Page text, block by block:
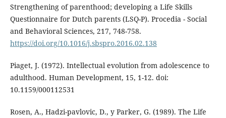
Strengthening of parenthood; developing a Life Skills
Questionnaire for Dutch parents (LSQ-P). Procedia - Social
and Behavioral Sciences, 217, 748-758.
https://doi.org/10.1016/j.sbspro.2016.02.138
Piaget, J. (1972). Intellectual evolution from adolescence to
adulthood. Human Development, 15, 1-12. doi:
10.1159/000112531
Rosen, A., Hadzi-pavlovic, D., y Parker, G. (1989). The Life